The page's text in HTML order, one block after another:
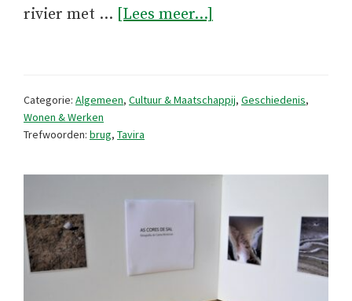
rivier met … [Lees meer...]
Categorie: Algemeen, Cultuur & Maatschappij, Geschiedenis,
Wonen & Werken
Trefwoorden: brug, Tavira